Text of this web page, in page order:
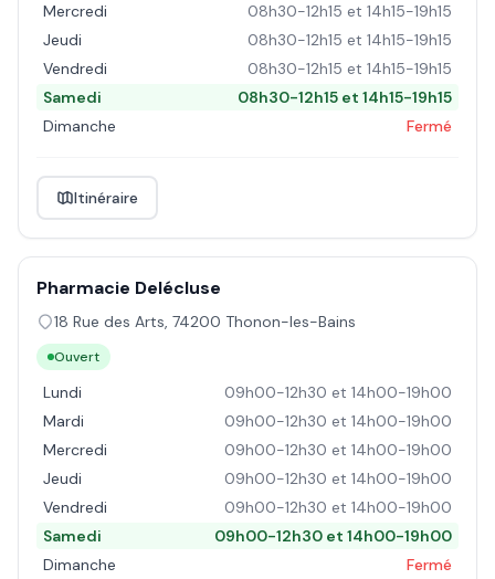
Mercredi
08h30-12h15 et 14h15-19h15
Jeudi
08h30-12h15 et 14h15-19h15
Vendredi
08h30-12h15 et 14h15-19h15
Samedi
08h30-12h15 et 14h15-19h15
Dimanche
Fermé
Itinéraire
Pharmacie Delécluse
18 Rue des Arts, 74200 Thonon-les-Bains
Ouvert
Lundi
09h00-12h30 et 14h00-19h00
Mardi
09h00-12h30 et 14h00-19h00
Mercredi
09h00-12h30 et 14h00-19h00
Jeudi
09h00-12h30 et 14h00-19h00
Vendredi
09h00-12h30 et 14h00-19h00
Samedi
09h00-12h30 et 14h00-19h00
Dimanche
Fermé